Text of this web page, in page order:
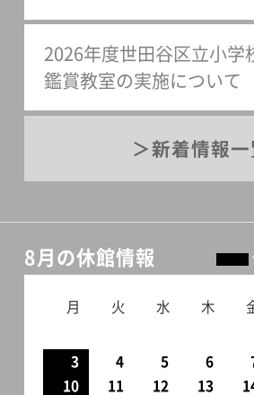
2026年度世田谷区立小学
鑑賞教室の実施について
新着情報一
8月の休館情報
月 火 水 木
3
4 5 6
10
11 12 13